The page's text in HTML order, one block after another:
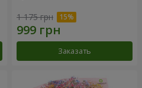
1 175 грн
Заказать